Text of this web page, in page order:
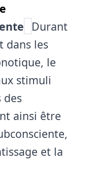
Durant
dans les
le
stimuli
des
ainsi être
et la